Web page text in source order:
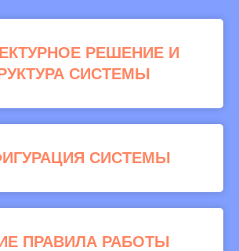
РЕШЕНИЕ И
СИСТЕМЫ
СИСТЕМЫ
ПРАВИЛА РАБОТЫ